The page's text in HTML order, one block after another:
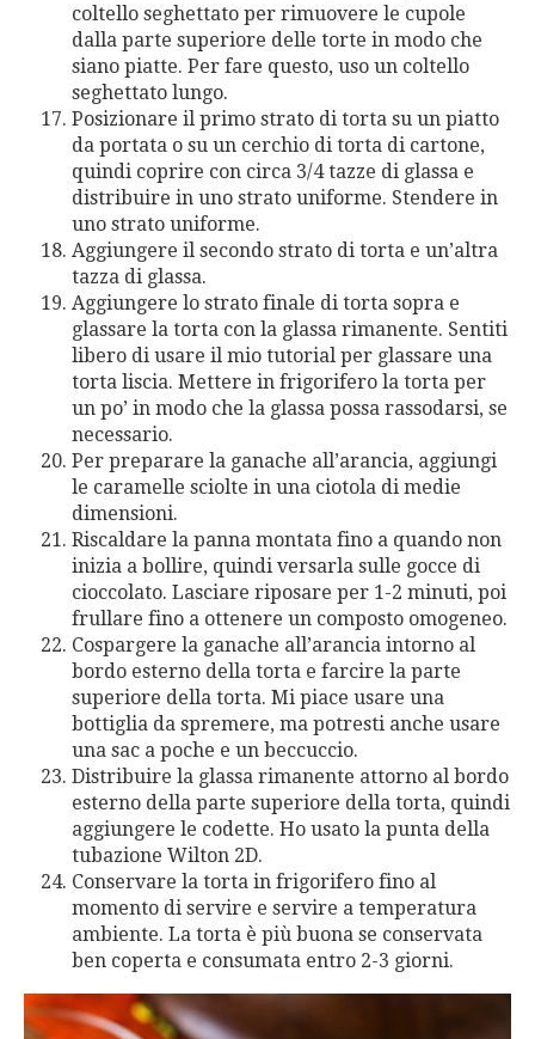
coltello seghettato per rimuovere le cupole
dalla parte superiore delle torte in modo che
siano piatte. Per fare questo, uso un coltello
seghettato lungo.
Posizionare il primo strato di torta su un piatto
da portata o su un cerchio di torta di cartone,
quindi coprire con circa 3/4 tazze di glassa e
distribuire in uno strato uniforme. Stendere in
uno strato uniforme.
Aggiungere il secondo strato di torta e un’altra
tazza di glassa.
Aggiungere lo strato finale di torta sopra e
glassare la torta con la glassa rimanente. Sentiti
libero di usare il mio tutorial per glassare una
torta liscia. Mettere in frigorifero la torta per
un po’ in modo che la glassa possa rassodarsi, se
necessario.
Per preparare la ganache all’arancia, aggiungi
le caramelle sciolte in una ciotola di medie
dimensioni.
Riscaldare la panna montata fino a quando non
inizia a bollire, quindi versarla sulle gocce di
cioccolato. Lasciare riposare per 1-2 minuti, poi
frullare fino a ottenere un composto omogeneo.
Cospargere la ganache all’arancia intorno al
bordo esterno della torta e farcire la parte
superiore della torta. Mi piace usare una
bottiglia da spremere, ma potresti anche usare
una sac a poche e un beccuccio.
Distribuire la glassa rimanente attorno al bordo
esterno della parte superiore della torta, quindi
aggiungere le codette. Ho usato la punta della
tubazione Wilton 2D.
Conservare la torta in frigorifero fino al
momento di servire e servire a temperatura
ambiente. La torta è più buona se conservata
ben coperta e consumata entro 2-3 giorni.